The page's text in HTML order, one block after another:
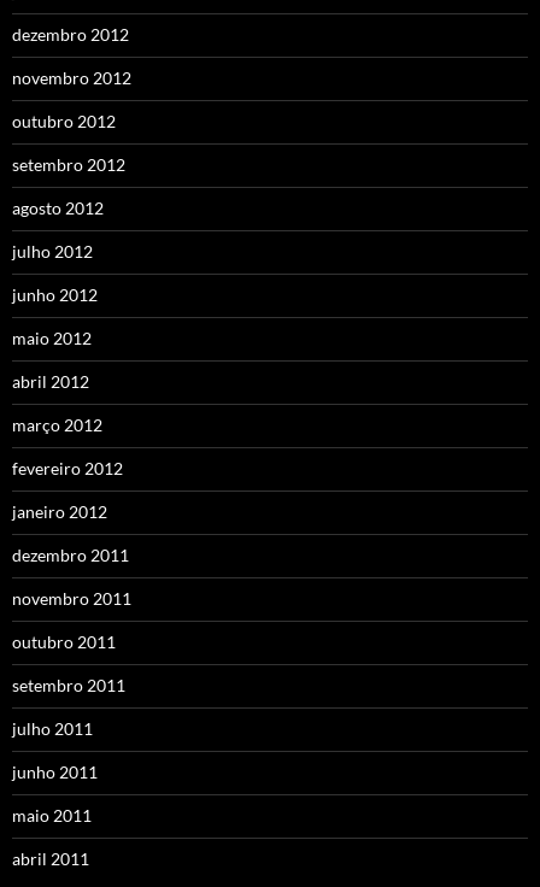
dezembro 2012
novembro 2012
outubro 2012
setembro 2012
agosto 2012
julho 2012
junho 2012
maio 2012
abril 2012
março 2012
fevereiro 2012
janeiro 2012
dezembro 2011
novembro 2011
outubro 2011
setembro 2011
julho 2011
junho 2011
maio 2011
abril 2011